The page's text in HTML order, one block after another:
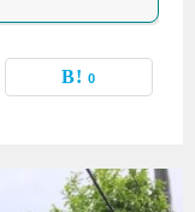
0